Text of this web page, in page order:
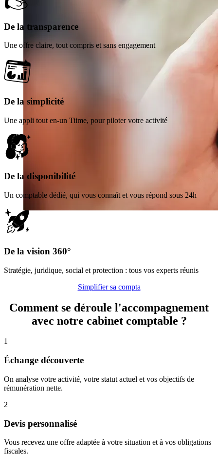
De la transparence
Une offre claire, tout compris et sans engagement
De la simplicité
Une appli tout en-un Tiime, pour piloter votre activité
De la disponibilité
Un comptable dédié, qui vous connaît et vous répond sous 24h
De la vision 360°
Stratégie, juridique, social et protection : tous vos experts réunis
Simplifier sa compta
Comment se déroule l'accompagnement
avec notre cabinet comptable ?
1
Échange découverte
On analyse votre activité, votre statut actuel et vos objectifs de
rémunération nette.
2
Devis personnalisé
Vous recevez une offre adaptée à votre situation et à vos obligations
fiscales.